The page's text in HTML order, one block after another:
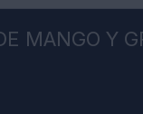
MANGO Y